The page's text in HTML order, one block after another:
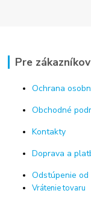
Pre zákazníkov
Ochrana
Obchodné
Kontakty
Doprava a
Odstúpenie
Vrátenie tovaru